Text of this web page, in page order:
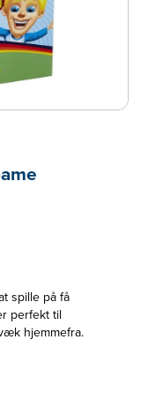
spille på få
perfekt til
hjemmefra.